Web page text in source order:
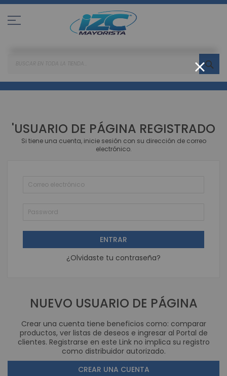
Ir
contenido
'USUARIO DE PÁGINA REGISTRADO
Si tiene una cuenta, inicie sesión con su dirección de correo
electrónico.
ENTRAR
¿Olvidaste tu contraseña?
NUEVO USUARIO DE PÁGINA
Crear una cuenta tiene beneficios como: comparar
productos, ver listas de deseos e ingresar al Portal de
clientes. Registrarse en este Link no implica su registro
como distribuidor autorizado.
CREAR UNA CUENTA
CLOSE